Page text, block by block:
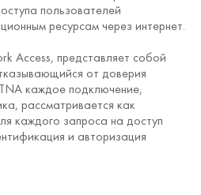
пользователей
ресурсам через интернет.
Access, представляет собой
от доверия
каждое подключение,
рассматривается как
каждого запроса на доступ
и авторизация